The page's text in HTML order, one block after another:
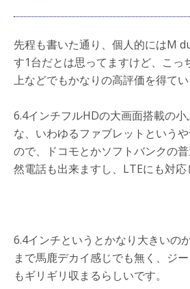
先程も書いた通り、個人的にはM
す1台だとは思ってますけど、こっ
上などでもかなりの高評価を得てい
6.4インチフルHDの大画面搭載の
な、いわゆるファブレットという
ので、ドコモとかソフトバンクの
然電話も出来ますし、LTEにも対応
6.4インチというとかなり大きいの
まで馬鹿デカイ感じでも無く、ジ
もギリギリ収まるらしいです。